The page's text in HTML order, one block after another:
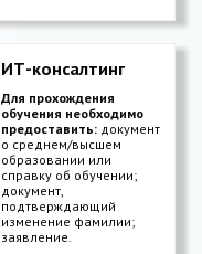
ИТ-консалтинг
Для прохождения
обучения необходимо
предоставить: документ
о среднем/высшем
образовании или
справку об обучении;
документ,
подтверждающий
изменение фамилии;
заявление.